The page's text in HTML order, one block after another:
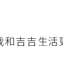
和吉吉生